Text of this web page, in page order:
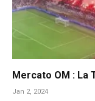
Mercato OM : La
Jan 2, 2024